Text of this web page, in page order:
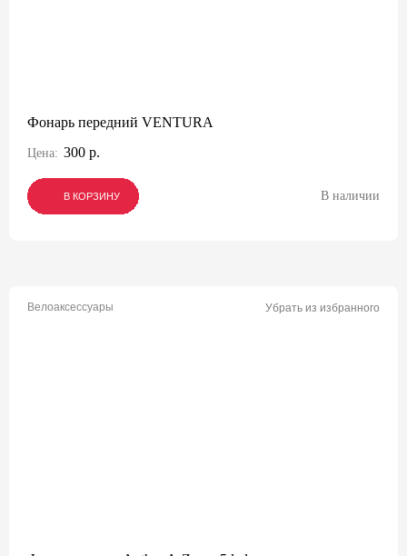
Фонарь передний VENTURA
Цена: 300 р.
В КОРЗИНУ
В КОРЗИНУ
В КОРЗИНУ В наличии
Велоаксессуары Убрать из избранного